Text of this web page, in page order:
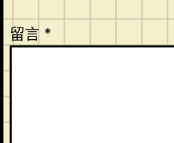
留言 *